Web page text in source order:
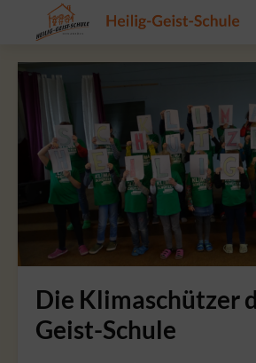
Die Klimaschützer
Geist-Schule